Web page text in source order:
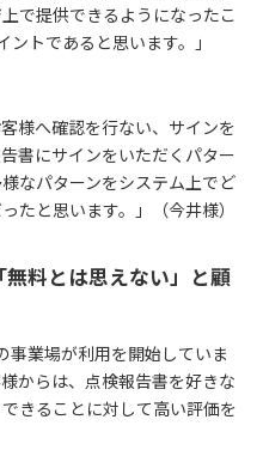
で提供できるようになったこ
トであると思います。」
様へ確認を行ない、サインを
書にサインをいただくパター
なパターンをシステム上でど
たと思います。」（今井様）
料とは思えない」と顧
事業場が利用を開始していま
からは、点検報告書を好きな
きることに対して高い評価を